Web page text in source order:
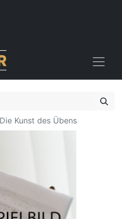
Die Kunst des Übens